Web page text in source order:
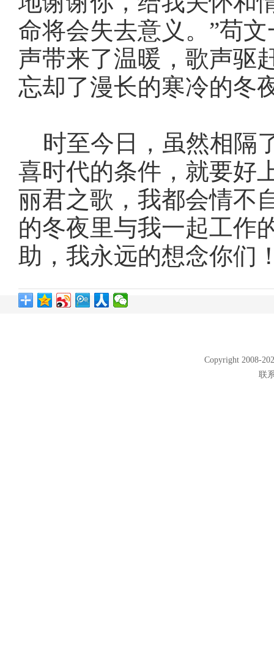
命将会失去意义。”苟
声带来了温暖，歌声驱
忘却了漫长的寒冷的冬
时至今日，虽然相隔
喜时代的条件，就要好
丽君之歌，我都会情不
的冬夜里与我一起工作
助，我永远的想念你们
Copyright 2008-
联